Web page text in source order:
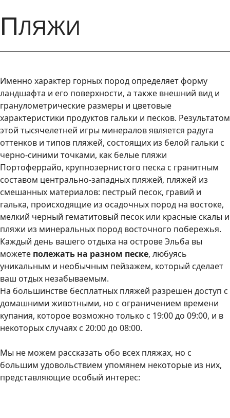
ПЛЯЖИ
Именно характер горных пород определяет форму
ландшафта и его поверхности, а также внешний вид и
гранулометрические размеры и цветовые
характеристики продуктов гальки и песков. Результатом
этой тысячелетней игры минералов является радуга
оттенков и типов пляжей, состоящих из белой гальки с
черно-синими точками, как белые пляжи
Портоферрайо, крупнозернистого песка с гранитным
составом центрально-западных пляжей, пляжей из
смешанных материалов: пестрый песок, гравий и
галька, происходящие из осадочных пород на востоке,
мелкий черный гематитовый песок или красные скалы и
пляжи из минеральных пород восточного побережья.
Каждый день вашего отдыха на острове Эльба вы
можете полежать на разном песке, любуясь
уникальным и необычным пейзажем, который сделает
ваш отдых незабываемым.
На большинстве бесплатных пляжей разрешен доступ с
домашними животными, но с ограничением времени
купания, которое возможно только с 19:00 до 09:00, и в
некоторых случаях с 20:00 до 08:00.
Мы не можем рассказать обо всех пляжах, но с
большим удовольствием упомянем некоторые из них,
представляющие особый интерес: